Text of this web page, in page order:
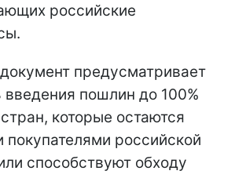
российские
предусматривает
пошлин до 100%
которые остаются
российской
способствуют обходу